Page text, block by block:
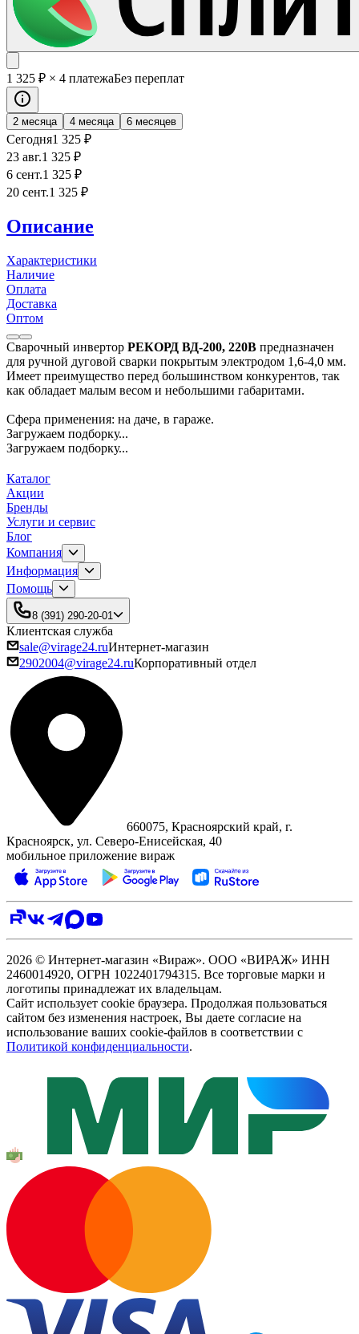
1 325 ₽ × 4 платежаБез переплат
2 месяца 4 месяца 6 месяцев
Сегодня1 325 ₽
23 авг.1 325 ₽
6 сент.1 325 ₽
20 сент.1 325 ₽
Описание
Характеристики
Наличие
Оплата
Доставка
Оптом
Сварочный инвертор РЕКОРД ВД-200, 220В предназначен
для ручной дуговой сварки покрытым электродом 1,6-4,0 мм.
Имеет преимущество перед большинством конкурентов, так
как обладает малым весом и небольшими габаритами.
Сфера применения: на даче, в гараже.
Загружаем подборку...
Загружаем подборку...
Каталог
Акции
Бренды
Услуги и сервис
Блог
Компания
Информация
Помощь
8 (391) 290-20-01
Клиентская служба
sale@virage24.ruИнтернет-магазин
2902004@virage24.ruКорпоративный отдел
660075, Красноярский край, г.
Красноярск, ул. Северо‑Енисейская, 40
мобильное приложение вираж
2026 © Интернет-магазин «Вираж». ООО «ВИРАЖ» ИНН
2460014920, ОГРН 1022401794315. Все торговые марки и
логотипы принадлежат их владельцам.
Сайт использует cookie браузера. Продолжая пользоваться
сайтом без изменения настроек, Вы даете согласие на
использование ваших cookie-файлов в соответствии с
Политикой конфиденциальности.